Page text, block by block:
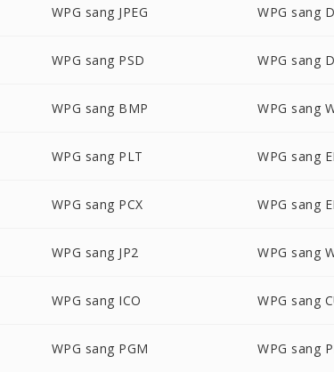
WPG sang JPEG WPG sang
WPG sang PSD WPG sang
WPG sang BMP WPG sang
WPG sang PLT WPG sang
WPG sang PCX WPG sang
WPG sang JP2 WPG sang
WPG sang ICO WPG sang
WPG sang PGM WPG sang